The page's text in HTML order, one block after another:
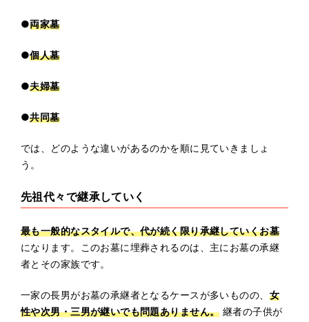
●両家墓
●個人墓
●夫婦墓
●共同墓
では、どのような違いがあるのかを順に見ていきましょ
う。
先祖代々で継承していく
最も一般的なスタイルで、代が続く限り承継していくお墓
になります。このお墓に埋葬されるのは、主にお墓の承継
者とその家族です。
一家の長男がお墓の承継者となるケースが多いものの、 女
性や次男・三男が継いでも問題ありません。 継者の子供が